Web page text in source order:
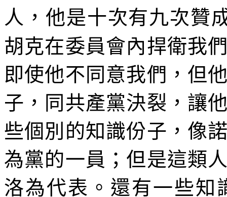
人，他是十次有九次贊
胡克在委員會內捍衛我
即使他不同意我們，但
子，同共產黨決裂，讓
些個別的知識份子，像
為黨的一員；但是這類
洛為代表。還有一些知